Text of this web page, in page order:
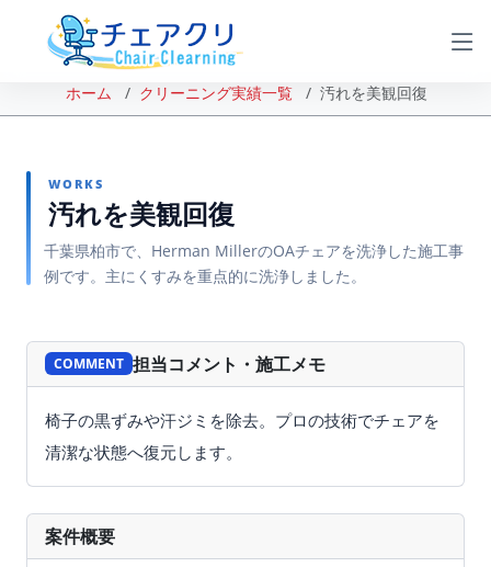
ホーム クリーニング実績一覧 汚れを美観回復
WORKS
汚れを美観回復
千葉県柏市で、Herman MillerのOAチェアを洗浄した施工事
例です。主にくすみを重点的に洗浄しました。
BEFORE
COMMENT 担当コメント・施工メモ
椅子の黒ずみや汗ジミを除去。プロの技術でチェアを
清潔な状態へ復元します。
案件概要